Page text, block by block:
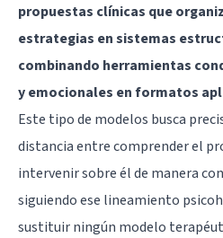
propuestas clínicas que
estrategias en sistemas
combinando herramientas
y emocionales en formatos
Este tipo de modelos busca
distancia entre comprender el
intervenir sobre él de manera
siguiendo ese lineamiento
sustituir ningún modelo